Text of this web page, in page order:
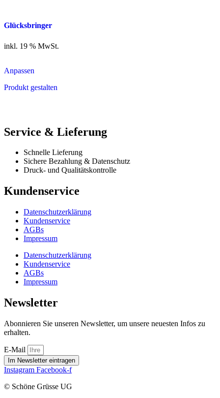
der
Produktseite
werden
Glücksbringer
inkl. 19 % MwSt.
Anpassen
Produkt gestalten
Service & Lieferung
Schnelle Lieferung
Sichere Bezahlung & Datenschutz
Druck- und Qualitätskontrolle
Kundenservice
Datenschutzerklärung
Kundenservice
AGBs
Impressum
Datenschutzerklärung
Kundenservice
AGBs
Impressum
Newsletter
Abonnieren Sie unseren Newsletter, um unsere neuesten Infos zu
erhalten.
E-Mail
Im Newsletter eintragen
Instagram Facebook-f
© Schöne Grüsse UG